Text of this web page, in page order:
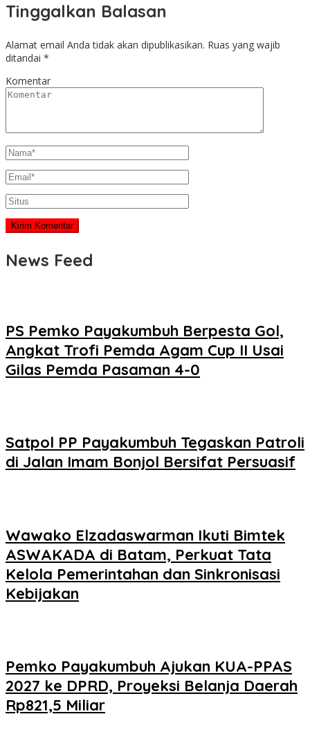
Tinggalkan Balasan
Alamat email Anda tidak akan dipublikasikan. Ruas yang wajib
ditandai *
Komentar
News Feed
PS Pemko Payakumbuh Berpesta Gol,
Angkat Trofi Pemda Agam Cup II Usai
Gilas Pemda Pasaman 4-0
Satpol PP Payakumbuh Tegaskan Patroli
di Jalan Imam Bonjol Bersifat Persuasif
Wawako Elzadaswarman Ikuti Bimtek
ASWAKADA di Batam, Perkuat Tata
Kelola Pemerintahan dan Sinkronisasi
Kebijakan
Pemko Payakumbuh Ajukan KUA-PPAS
2027 ke DPRD, Proyeksi Belanja Daerah
Rp821,5 Miliar